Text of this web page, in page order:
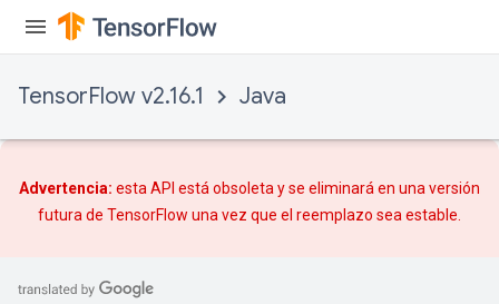
TensorFlow v2.16.1 Java
Advertencia: esta API está obsoleta y se eliminará en una versión
futura de TensorFlow una vez que el reemplazo sea estable.